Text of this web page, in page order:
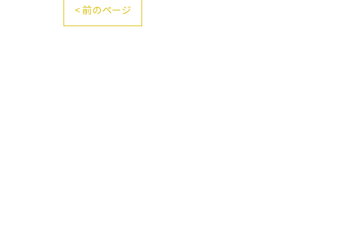
< 前のページ